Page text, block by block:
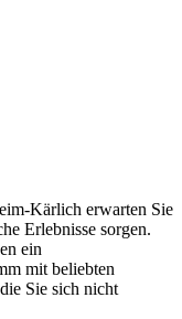
Kärlich erwarten Sie
Erlebnisse sorgen.
ein
mit beliebten
Sie sich nicht